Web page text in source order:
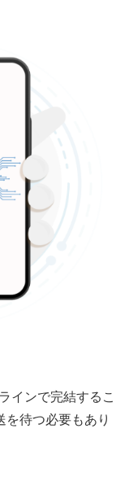
インで完結するこ
を待つ必要もあり